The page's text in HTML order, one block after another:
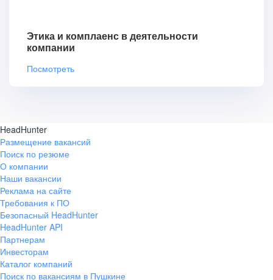
Этика и комплаенс в деятельности
компании
Посмотреть
HeadHunter
Размещение вакансий
Поиск по резюме
О компании
Наши вакансии
Реклама на сайте
Требования к ПО
Безопасный HeadHunter
HeadHunter API
Партнерам
Инвесторам
Каталог компаний
Поиск по вакансиям в Пушкине